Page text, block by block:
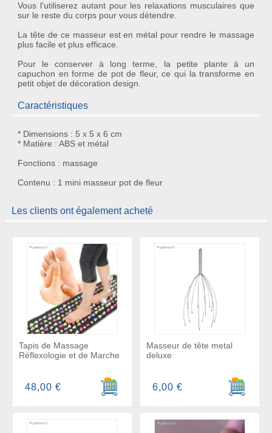
Vous l'utiliserez autant pour les relaxations musculaires que
sur le reste du corps pour vous détendre.
La tête de ce masseur est en métal pour rendre le massage
plus facile et plus efficace.
Pour le conserver à long terme, la petite plante à un
capuchon en forme de pot de fleur, ce qui la transforme en
petit objet de décoration design
Caractéristiques
* Dimensions : 5 x 5 x 6 cm
* Matière : ABS et métal
Fonctions : massage
Contenu : 1 mini masseur pot de fleur
Les clients ont également acheté
Tapis de Massage
Réflexologie et de Marche
Ajouter au panier
48,00 €
Masseur de tête metal
deluxe
Ajouter
6,00 €